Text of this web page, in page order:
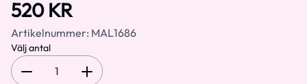
520 KR
Artikelnummer: MAL1686
Välj antal
1